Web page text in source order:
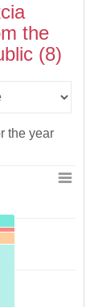
the
(8)
the year
ranges from 0